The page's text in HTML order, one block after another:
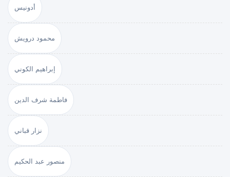
أدونيس
محمود درويش
إبراهيم الكوني
فاطمة شرف الدين
نزار قباني
منصور عبد الحكيم